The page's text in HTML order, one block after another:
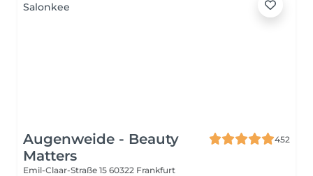
Augenweide - Beauty
Matters
452
Emil-Claar-Straße 15 60322 Frankfurt